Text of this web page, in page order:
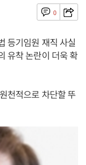
0
등기임원 재직 사실
유착 논란이 더욱 확
천적으로 차단할 뚜